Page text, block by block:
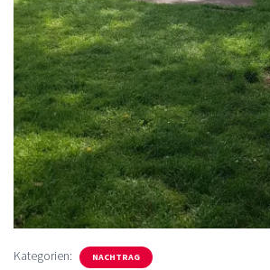
Kategorien: NACHTRAG